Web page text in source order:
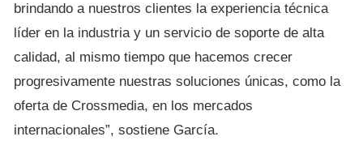
brindando a nuestros clientes la experiencia técnica
líder en la industria y un servicio de soporte de alta
calidad, al mismo tiempo que hacemos crecer
progresivamente nuestras soluciones únicas, como la
oferta de Crossmedia, en los mercados
internacionales”, sostiene García.